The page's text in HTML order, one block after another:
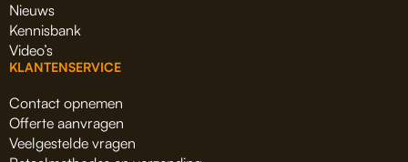
Nieuws
Kennisbank
Video’s
KLANTENSERVICE
Contact opnemen
Offerte aanvragen
Veelgestelde vragen